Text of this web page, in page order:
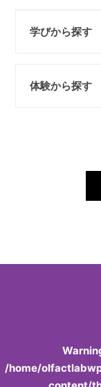
学びから探す
体験から探す
/home/